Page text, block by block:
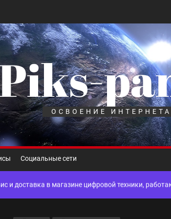
ОСВОЕНИЕ ИНТЕРНЕТА
Социальные сети
принципы работы, риски и способы
для ногтевого сервиса, наращивания ресниц и
оптимизации для коммерческих веб-ресурсов
и доставка в магазине цифровой техники,
захоронения: правила установки оград и